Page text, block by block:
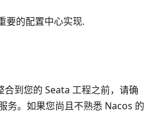
要的配置中心实现.
合到您的 Seata 工程之前，请确
务。如果您尚且不熟悉 Nacos 的